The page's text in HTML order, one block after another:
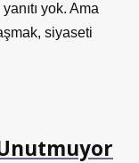
yok. Ama
siyaseti